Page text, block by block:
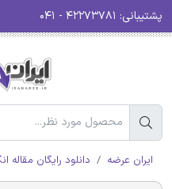
پشتیبانی:
ایران عرضه دانلود رایگان